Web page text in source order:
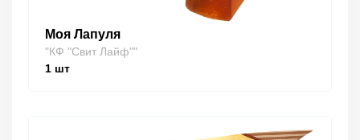
Моя Лапуля
"КФ "Свит Лайф""
1 шт